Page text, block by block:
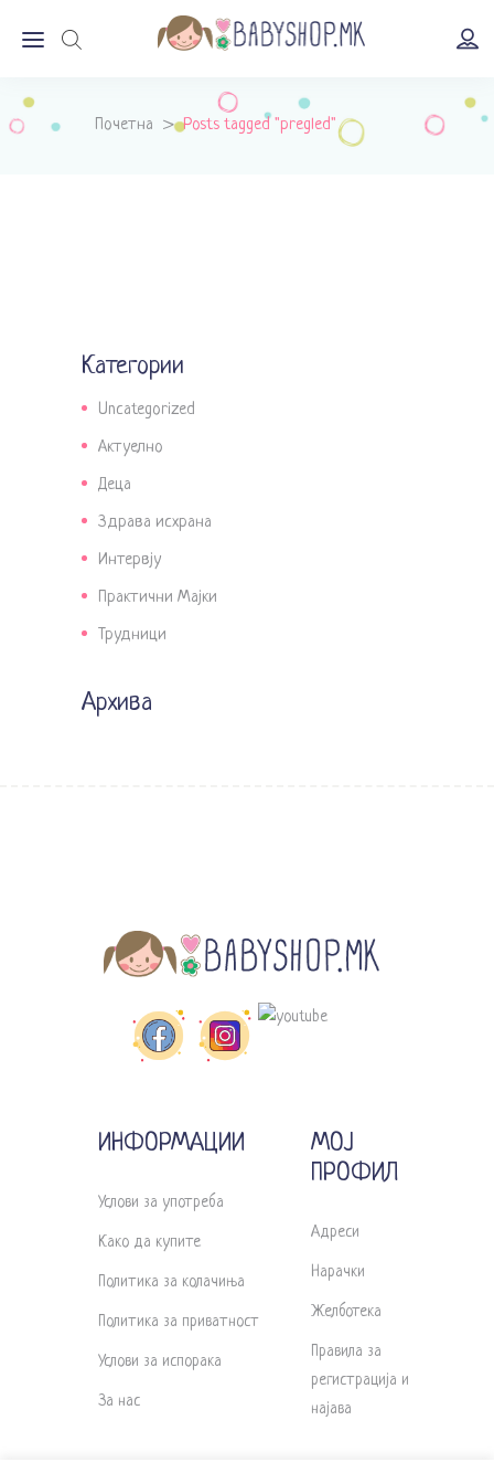
Почетна >Posts tagged "pregled"
Категории
Uncategorized
Актуелно
Деца
Здрава исхрана
Интервју
Практични Мајки
Трудници
Архива
ИНФОРМАЦИИ
Услови за употреба
Како да купите
Политика за колачиња
Политика за приватност
Услови за испорака
За нас
МОЈ
ПРОФИЛ
Адреси
Нарачки
Желботека
Правила за
регистрација и
најава